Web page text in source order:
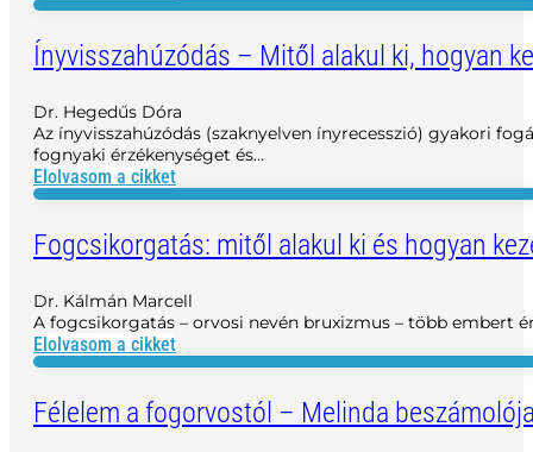
Ínyvisszahúzódás – Mitől alakul ki, hogyan
Dr. Hegedűs Dóra
Az ínyvisszahúzódás (szaknyelven ínyrecesszió) gyakori
fognyaki érzékenységet és…
Elolvasom a cikket
Fogcsikorgatás: mitől alakul ki és hogyan
Dr. Kálmán Marcell
A fogcsikorgatás – orvosi nevén bruxizmus – több embert
Elolvasom a cikket
Félelem a fogorvostól – Melinda